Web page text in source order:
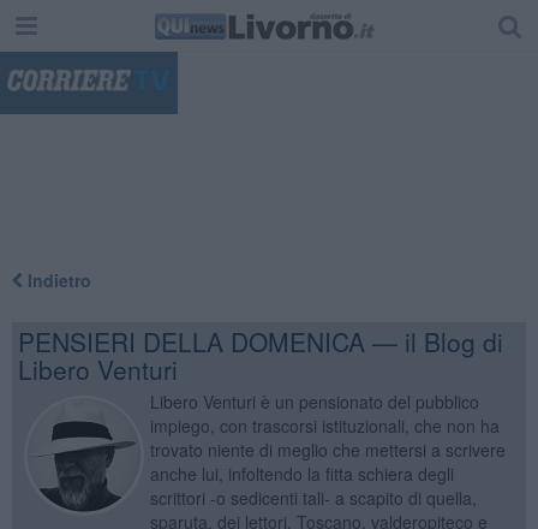
Indietro
PENSIERI DELLA DOMENICA — il Blog di
Libero Venturi
Libero Venturi è un pensionato del pubblico
impiego, con trascorsi istituzionali, che non ha
trovato niente di meglio che mettersi a scrivere
anche lui, infoltendo la fitta schiera degli
scrittori -o sedicenti tali- a scapito di quella,
sparuta, dei lettori. Toscano, valderopiteco e